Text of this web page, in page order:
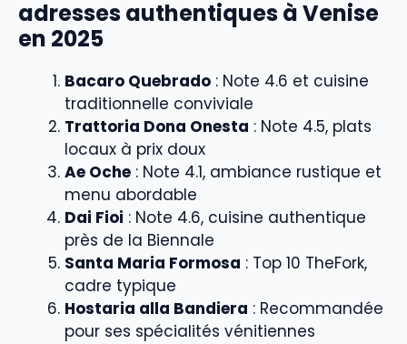
adresses authentiques à Venise
en 2025
Bacaro Quebrado : Note 4.6 et cuisine
traditionnelle conviviale
Trattoria Dona Onesta : Note 4.5, plats
locaux à prix doux
Ae Oche : Note 4.1, ambiance rustique et
menu abordable
Dai Fioi : Note 4.6, cuisine authentique
près de la Biennale
Santa Maria Formosa : Top 10 TheFork,
cadre typique
Hostaria alla Bandiera : Recommandée
pour ses spécialités vénitiennes